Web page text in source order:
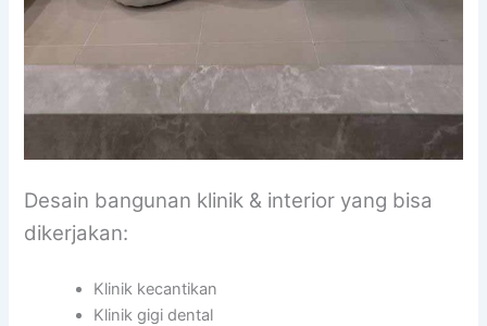
Desain bangunan klinik & interior yang bisa
dikerjakan:
Klinik kecantikan
Klinik gigi dental